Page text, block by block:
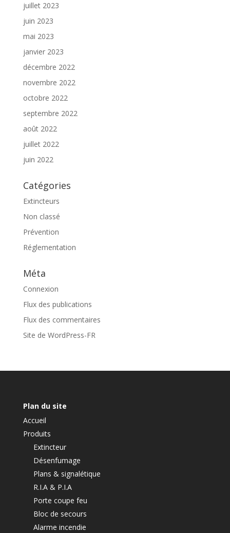
juillet 2023
juin 2023
mai 2023
janvier 2023
décembre 2022
novembre 2022
octobre 2022
septembre 2022
août 2022
juillet 2022
juin 2022
Catégories
Extincteurs
Non classé
Prévention
Réglementation
Méta
Connexion
Flux des publications
Flux des commentaires
Site de WordPress-FR
Plan du site
Accueil
Produits
Extincteur
Désenfumage
Plans & signalétique
R.I.A & P.I.A
Porte coupe feu
Bloc de secours
Alarme incendie